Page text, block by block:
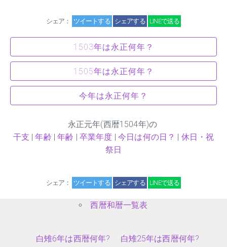
シェア： ツイートする シェアする LINEで送る
1503年は永正何年？
1505年は永正何年？
今年は永正何年？
永正元年(西暦1504年)の
干支 |年齢 |年齢 |卒業年度 |今日は何の日？ | 休日・祝
祭日
シェア： ツイートする シェアする LINEで送る
西暦和暦一覧表
白雉6年は西暦何年?
白雉25年は西暦何年?